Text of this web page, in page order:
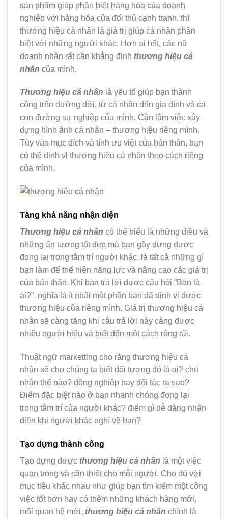
sản phẩm giúp phân biệt hàng hóa của doanh
nghiệp với hàng hóa của đối thủ cạnh tranh, thì
thương hiệu cá nhân là giá trị giúp cá nhân phân
biệt với những người khác. Hơn ai hết, các nữ
doanh nhân rất cần khẳng định thương hiệu cá
nhân của mình.
Thương hiệu cá nhân là yếu tố giúp bạn thành
công trên đường đời, từ cá nhân đến gia đình và cả
con đường sự nghiệp của mình. Cần lắm việc xây
dựng hình ảnh cá nhân – thương hiệu riêng mình.
Tùy vào mục đích và tính ưu việt của bản thân, bạn
có thể định vị thương hiệu cá nhân theo cách riêng
của mình.
Tăng khả năng nhận diện
Thương hiệu cá nhân có thể hiểu là những điều và
những ấn tượng tốt đẹp mà bạn gầy dựng được
đọng lại trong tâm trí người khác, là tất cả những gì
bạn làm để thể hiện năng lực và nâng cao các giá trị
của bản thân. Khi bạn trả lời được câu hỏi “Bạn là
ai?”, nghĩa là ít nhất một phần bạn đã định vị được
thương hiệu của riêng mình. Giá trị thương hiệu cá
nhân sẽ càng tăng khi câu trả lời này càng được
nhiều người hiểu và biết đến một cách rộng rãi.
Thuật ngữ marketting cho rằng thương hiệu cá
nhân sẽ cho chúng ta biết đối tượng đó là ai? chủ
nhân thế nào? đồng nghiệp hay đối tác ra sao?
Điểm đặc biệt nào ở bạn nhanh chóng đọng lại
trong tâm trí của người khác? điểm gì dễ dàng nhận
diện khi người khác nghĩ về bạn?
Tạo dựng thành công
Tạo dựng được thương hiệu cá nhân là một việc
quan trọng và cần thiết cho mỗi người. Cho dù với
mục tiêu khác nhau như giúp bạn tìm kiếm một công
việc tốt hơn hay có thêm những khách hàng mới,
mối quan hệ mới, thương hiệu cá nhân chính là